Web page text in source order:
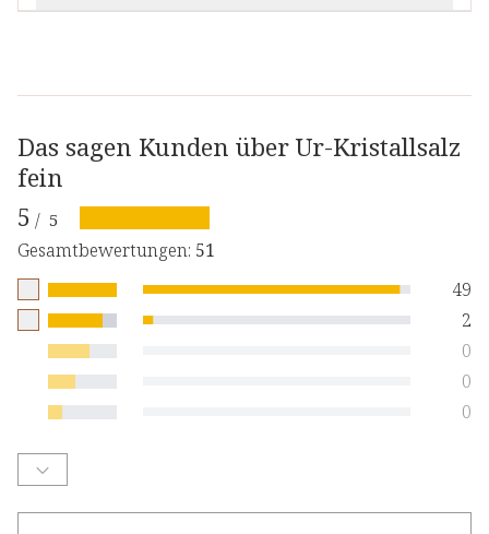
Das sagen Kunden über Ur-Kristallsalz
fein
5 / 5
Gesamtbewertungen: 51
49
2
0
0
0